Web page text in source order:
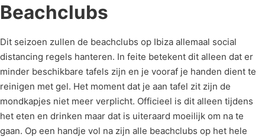
Beachclubs
Dit seizoen zullen de beachclubs op Ibiza allemaal social
distancing regels hanteren. In feite betekent dit alleen dat er
minder beschikbare tafels zijn en je vooraf je handen dient te
reinigen met gel. Het moment dat je aan tafel zit zijn de
mondkapjes niet meer verplicht. Officieel is dit alleen tijdens
het eten en drinken maar dat is uiteraard moeilijk om na te
gaan. Op een handje vol na zijn alle beachclubs op het hele